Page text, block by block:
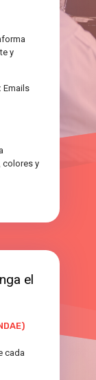
y
Emails
colores y
el
cada